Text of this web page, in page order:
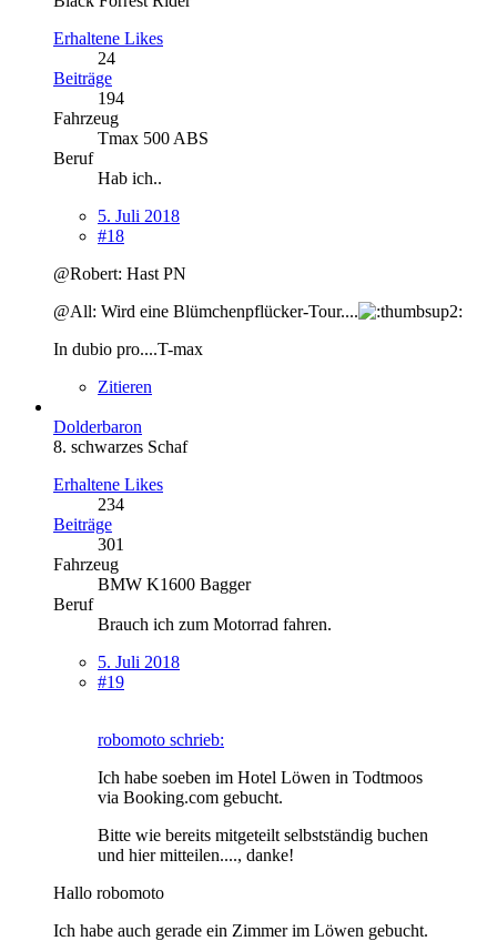
Erhaltene Likes
24
Beiträge
194
Fahrzeug
Tmax 500 ABS
Beruf
Hab ich..
5. Juli 2018
#18
@Robert: Hast PN
@All: Wird eine Blümchenpflücker-Tour....
In dubio pro....T-max
Zitieren
Dolderbaron
8. schwarzes Schaf
Erhaltene Likes
234
Beiträge
301
Fahrzeug
BMW K1600 Bagger
Beruf
Brauch ich zum Motorrad fahren.
5. Juli 2018
#19
robomoto schrieb:
Ich habe soeben im Hotel Löwen in Todtmoos
via Booking.com gebucht.
Bitte wie bereits mitgeteilt selbstständig buchen
und hier mitteilen...., danke!
Hallo robomoto
Ich habe auch gerade ein Zimmer im Löwen gebucht.